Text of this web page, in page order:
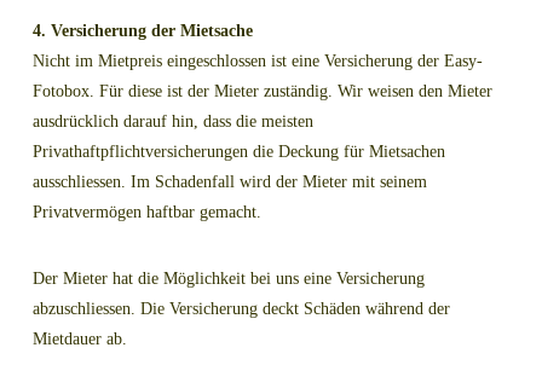
4. Versicherung der Mietsache
Nicht im Mietpreis eingeschlossen ist eine Versicherung der Easy-
Fotobox. Für diese ist der Mieter zuständig. Wir weisen den Mieter
ausdrücklich darauf hin, dass die meisten
Privathaftpflichtversicherungen die Deckung für Mietsachen
ausschliessen. Im Schadenfall wird der Mieter mit seinem
Privatvermögen haftbar gemacht.
Der Mieter hat die Möglichkeit bei uns eine Versicherung
abzuschliessen. Die Versicherung deckt Schäden während der
Mietdauer ab.